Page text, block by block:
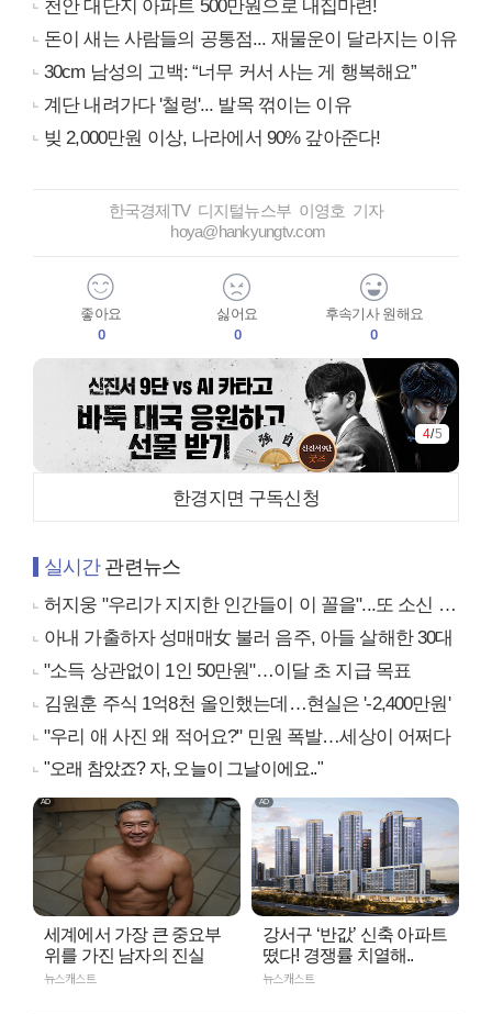
천안 대단지 아파트 500만원으로 내집마련!
돈이 새는 사람들의 공통점... 재물운이 달라지는 이유
30cm 남성의 고백: “너무 커서 사는 게 행복해요”
계단 내려가다 '철렁'... 발목 꺾이는 이유
빚 2,000만원 이상, 나라에서 90% 갚아준다!
한국경제TV 디지털뉴스부 이영호 기자
hoya@hankyungtv.com
좋아요
0
싫어요
0
후속기사 원해요
0
4/5
한경지면 구독신청
실시간관련뉴스
허지웅 "우리가 지지한 인간들이 이 꼴을"...또 소신 발언
아내 가출하자 성매매女 불러 음주, 아들 살해한 30대
"소득 상관없이 1인 50만원"…이달 초 지급 목표
김원훈 주식 1억8천 올인했는데…현실은 '-2,400만원'
"우리 애 사진 왜 적어요?" 민원 폭발…세상이 어쩌다
"오래 참았죠? 자, 오늘이 그날이에요.."
세계에서 가장 큰 중요부
위를 가진 남자의 진실
뉴스캐스트
강서구 ‘반값’ 신축 아파트
떴다! 경쟁률 치열해..
뉴스캐스트